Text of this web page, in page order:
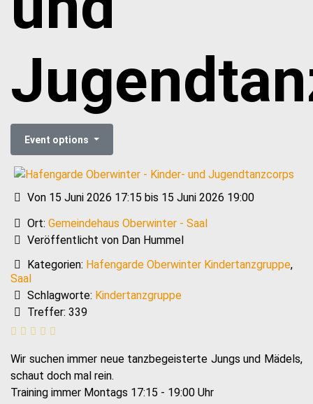
Event options
Von 15 Juni 2026 17:15 bis 15 Juni 2026 19:00
Ort: Gemeindehaus Oberwinter - Saal
Veröffentlicht von Dan Hummel
Kategorien: Hafengarde Oberwinter Kindertanzgruppe,
Saal
Schlagworte: Kindertanzgruppe
Treffer: 339
Wir suchen immer neue tanzbegeisterte Jungs und Mädels,
schaut doch mal rein.
Training immer Montags 17:15 - 19:00 Uhr